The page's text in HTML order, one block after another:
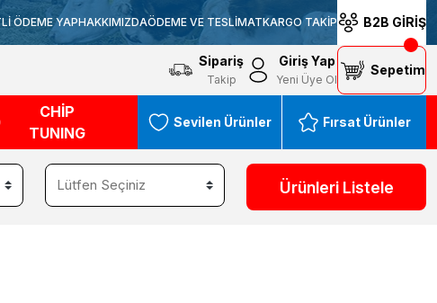
ÖDEME YAPHAKKIMIZDAÖDEME VE TESLİMATKARGO TAKİP B2B GİRİŞ
Sipariş
Takip
Giriş Yap
Yeni Üye Ol
Sepetim
CHİP
TUNING
Sevilen Ürünler Fırsat Ürünler
Ürünleri Listele